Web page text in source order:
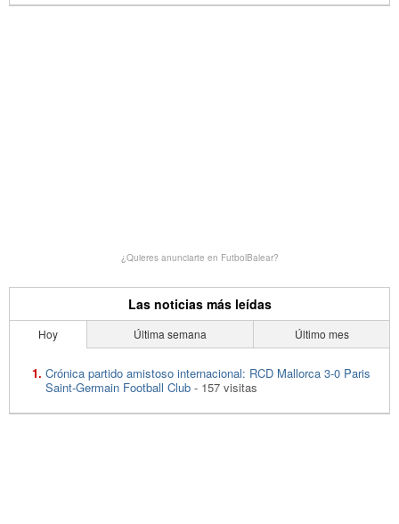
¿Quieres anunciarte en FutbolBalear?
Las noticias más leídas
Hoy Última semana Último mes
Crónica partido amistoso internacional: RCD Mallorca 3-0 Paris
Saint-Germain Football Club - 157 visitas